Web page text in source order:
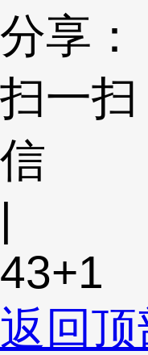
分享：
扫一
信
|
43+1
返回顶